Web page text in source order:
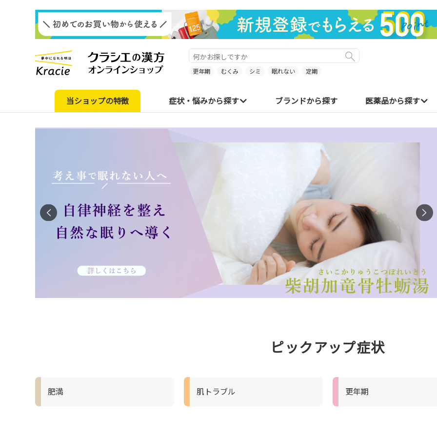
更年期 むくみ シミ 眠れない 定期
当ショップの特徴 症状・悩みから探す ブランドから探す 医薬品から探す
ピックアップ症状
肥満 肌トラブル 更年期